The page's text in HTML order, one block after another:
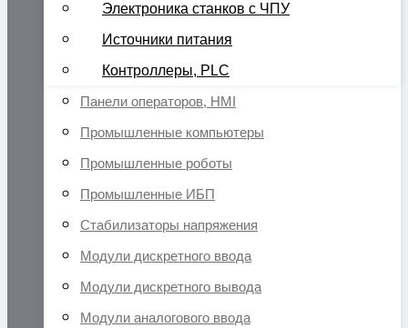
Электроника станков с ЧПУ
Источники питания
Контроллеры, PLC
Панели операторов, HMI
Промышленные компьютеры
Промышленные роботы
Промышленные ИБП
Стабилизаторы напряжения
Модули дискретного ввода
Модули дискретного вывода
Модули аналогового ввода